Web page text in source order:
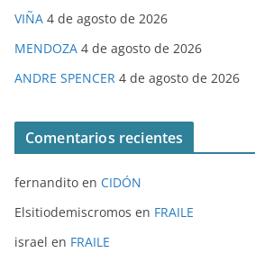
VIÑA 4 de agosto de 2026
MENDOZA 4 de agosto de 2026
ANDRE SPENCER 4 de agosto de 2026
Comentarios recientes
fernandito en CIDÓN
Elsitiodemiscromos en FRAILE
israel en FRAILE